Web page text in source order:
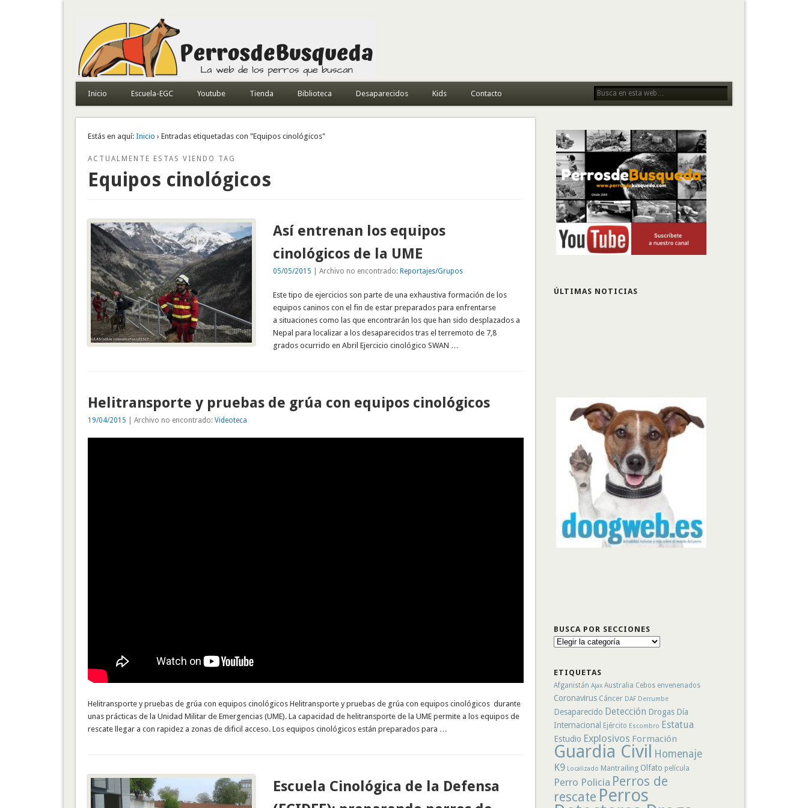
Todo sobre perros de búsqueda y detectores
Inicio Escuela-EGC Youtube Tienda Biblioteca Desaparecidos Kids Contacto
Estás en aquí: Inicio › Entradas etiquetadas con "Equipos cinológicos"
ACTUALMENTE ESTAS VIENDO TAG
Equipos cinológicos
Así entrenan los equipos
cinológicos de la UME
05/05/2015 | Archivo no encontrado:Reportajes/Grupos
Este tipo de ejercicios son parte de una exhaustiva formación de los
equipos caninos con el fin de estar preparados para enfrentarse
a situaciones como las que encontrarán los que han sido desplazados a
Nepal para localizar a los desaparecidos tras el terremoto de 7,8
grados ocurrido en Abril Ejercicio cinológico SWAN …
Helitransporte y pruebas de grúa con equipos cinológicos
19/04/2015 | Archivo no encontrado: Videoteca
Helitransporte y pruebas de grúa con equipos cinológicos Helitransporte y pruebas de grúa con equipos cinológicos durante
unas prácticas de la Unidad Militar de Emergencias (UME). La capacidad de helitransporte de la UME permite a los equipos de
rescate llegar a con rapidez a zonas de dificil acceso. Los equipos cinológicos están preparados para …
Escuela Cinológica de la Defensa
ÚLTIMAS NOTICIAS
BUSCA POR SECCIONES
Busca
ETIQUETAS
Afganistán Ajax Australia Cebos envenenados
Coronavirus Cáncer DAF Derrumbe
Desaparecido Detección Drogas Día
Internacional
Ejército Escombro Estatua
Estudio Explosivos Formación
Guardia Civil
Homenaje
K9 Localizado Mantrailing Olfato película
Perro Policia Perros de
rescate Perros